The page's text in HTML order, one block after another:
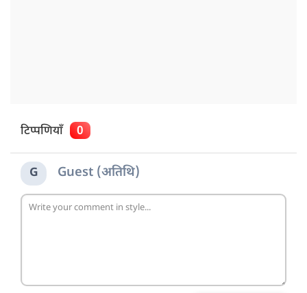
टिप्पणियाँ 0
G Guest (अतिथि)